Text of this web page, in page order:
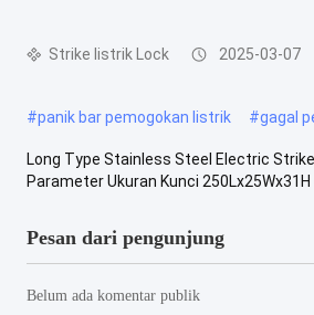
Strike listrik Lock 2025-03-07
#panik bar pemogokan listrik #gagal
Long Type Stainless Steel Electric
Parameter Ukuran Kunci
Pesan dari pengunjung
Belum ada komentar publik